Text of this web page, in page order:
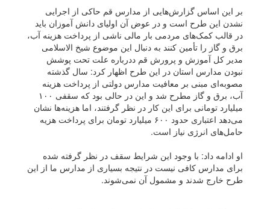
بر این اساس گزارش‌هایی از مدارس قم حاکی از اجرایی
نشدن این طرح است و در عوض آن اولیای دانش آموزان باید
در قالب کمک‌های مردمی بار مالی ناشی از پرداخت هزینه آب،
برق و گاز را تأمین کنند به دنبال این موضوع شیخ الاسلامی
مدیر کل آموزش و پرورش قم ددرباره علت تحت پوشش
نبودن مدارس استان در این طرح اظهار کرد: سال گذشته
مصوبه‌ای مبنی بر معافیت مدارس دولتی از پرداخت هزینه
آب، برق و گاز مطرح شد و این در حالی بود که سقفی ۱۰۰
میلیارد تومانی برای این کار در نظر گرفتند، اما هزینه‌ها نشان
می‌دهد اعتباری حدود ۶۰۰ میلیارد تومان برای پرداخت هزیه
حامل‌های انرژی نیاز است.
او ادامه داد: با وجود این شرایط سقف در نظر گرفته شده
برای مدارس کافی نیست در نتیجه بسیاری از مدارس ما از این
طرح خارج شدند و مشمول آن نمی‌شوند.